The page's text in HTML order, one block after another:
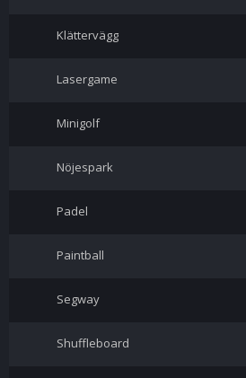
Klättervägg
Lasergame
Minigolf
Nöjespark
Padel
Paintball
Segway
Shuffleboard